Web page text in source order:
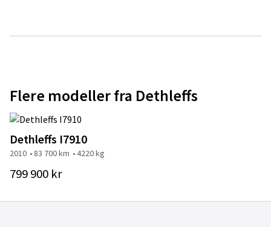
Flere modeller fra Dethleffs
Dethleffs I7910
2010 83 700 km 4220 kg
799 900 kr